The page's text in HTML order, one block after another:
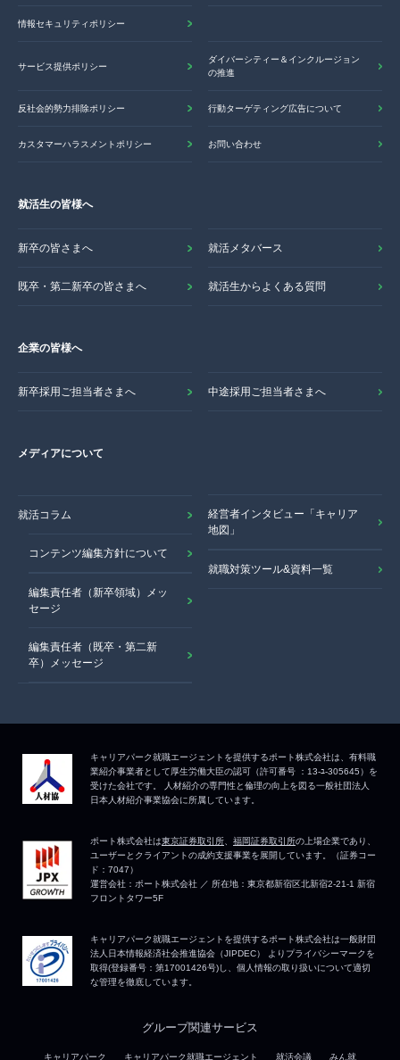
情報セキュリティポリシー
サービス提供ポリシー
ダイバーシティー＆インクルージョン
の推進
反社会的勢力排除ポリシー 行動ターゲティング広告について
カスタマーハラスメントポリシー お問い合わせ
就活生の皆様へ
新卒の皆さまへ 就活メタバース
既卒・第二新卒の皆さまへ 就活生からよくある質問
企業の皆様へ
新卒採用ご担当者さまへ 中途採用ご担当者さまへ
メディアについて
就活コラム
コンテンツ編集方針について
編集責任者（新卒領域）メッ
セージ
編集責任者（既卒・第二新
卒）メッセージ
経営者インタビュー「キャリア
地図」
就職対策ツール&資料一覧